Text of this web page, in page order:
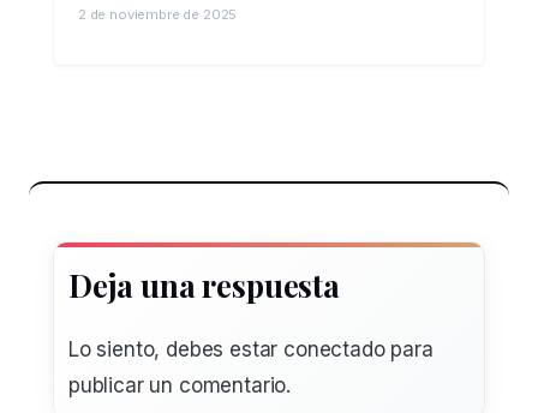
2 de noviembre de 2025
Deja una respuesta
Lo siento, debes estar conectadopara
publicar un comentario.